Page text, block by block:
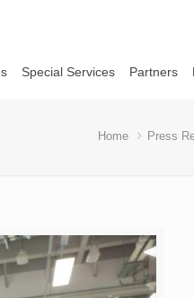
Special Services Partners
Home Press